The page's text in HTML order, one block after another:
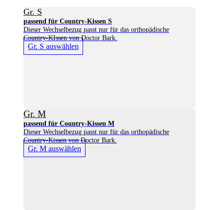
Gr. S
passend für Country-Kissen S
Dieser Wechselbezug passt nur für das orthopädische
Country-KIssen von Doctor Bark.
Gr. S auswählen
Gr. M
passend für Country-Kissen M
Dieser Wechselbezug passt nur für das orthopädische
Country-Kissen von Doctor Bark.
Gr. M auswählen